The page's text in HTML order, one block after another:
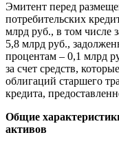
Эмитент перед
потребительских
млрд руб., в том числе
5,8 млрд руб.,
процентам – 0,1 млрд
за счет средств,
облигаций старшего
кредита,
Общие
активов